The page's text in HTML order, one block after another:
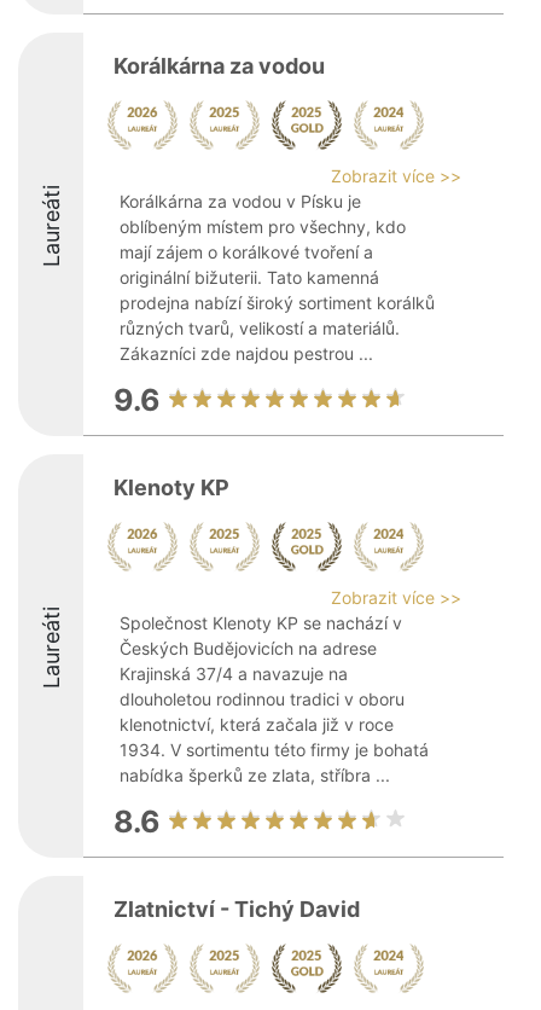
Laureáti
Korálkárna za vodou
Zobrazit více >>
Korálkárna za vodou v Písku je
oblíbeným místem pro všechny, kdo
mají zájem o korálkové tvoření a
originální bižuterii. Tato kamenná
prodejna nabízí široký sortiment korálků
různých tvarů, velikostí a materiálů.
Zákazníci zde najdou pestrou ...
9.6
Laureáti
Klenoty KP
Zobrazit více >>
Společnost Klenoty KP se nachází v
Českých Budějovicích na adrese
Krajinská 37/4 a navazuje na
dlouholetou rodinnou tradici v oboru
klenotnictví, která začala již v roce
1934. V sortimentu této firmy je bohatá
nabídka šperků ze zlata, stříbra ...
8.6
Zlatnictví - Tichý David